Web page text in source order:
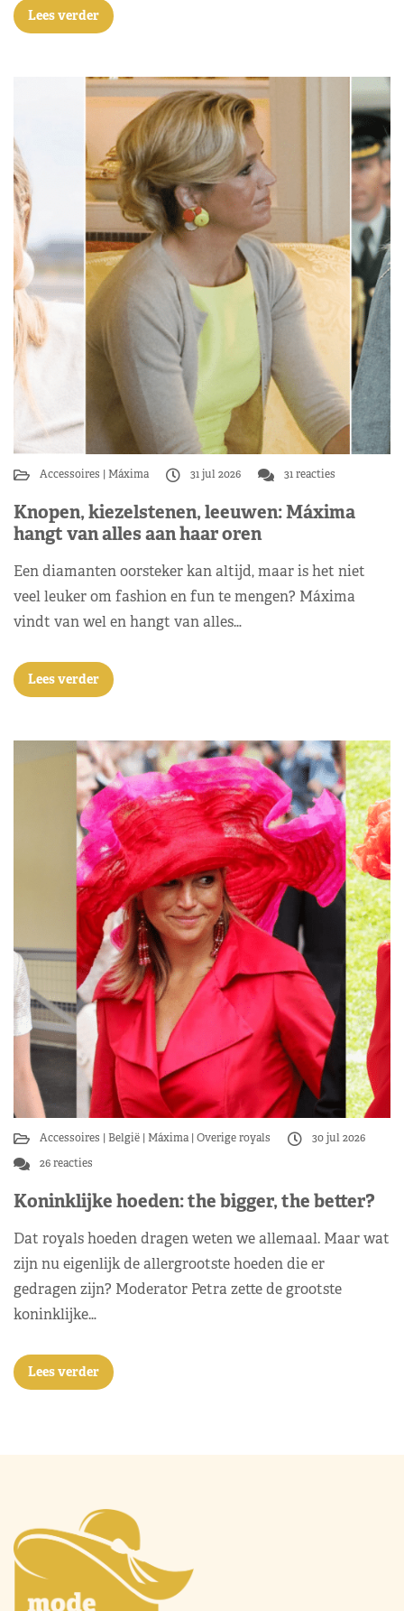
Lees verder
Accessoires Máxima 31 jul 2026 31 reacties
Knopen, kiezelstenen, leeuwen: Máxima
hangt van alles aan haar oren
Een diamanten oorsteker kan altijd, maar is het niet
veel leuker om fashion en fun te mengen? Máxima
vindt van wel en hangt van alles…
Lees verder
Accessoires België Máxima Overige royals
30 jul 2026
26 reacties
Koninklijke hoeden: the bigger, the better?
Dat royals hoeden dragen weten we allemaal. Maar wat
zijn nu eigenlijk de allergrootste hoeden die er
gedragen zijn? Moderator Petra zette de grootste
koninklijke…
Lees verder